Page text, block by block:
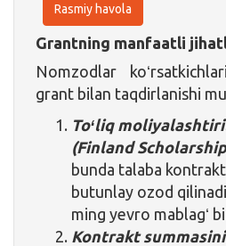
Rasmiy havola
Grantning manfaatli
Nomzodlar
grant bilan taqdirlanishi
Toʻliq
(Finland
bunda talaba
butunlay ozod
ming yevro mablagʻ
Kontrakt